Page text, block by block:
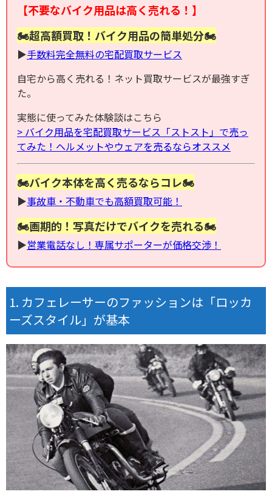
【不要なバイク用品は高く売れる！】
🏍超高額買取！バイク用品の簡単処分🏍
▶︎手数料完全無料の宅配買取サービス
自宅から高く売れる！ネット買取サービスが最強すぎ
た。
実態に使ってみた体験談はこちら
> バイク用品を宅配買取サービス「ストスト」で売っ
てみた！ヘルメットやウェアを売るならオススメ
🏍バイク本体を高く売るならコレ🏍
▶︎事故車・不動車でも高額買取可能！
🏍画期的！写真だけでバイクを売れる🏍
▶︎営業電話なし！専属サポーターが価格交渉！
カフェレーサーのファッションは「ロッカ
ーズスタイル」が基本